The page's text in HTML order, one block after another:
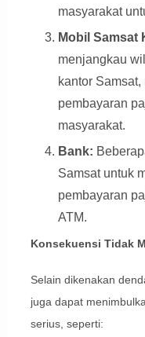
masyarakat
Mobil Samsat
menjangkau
kantor
pembayaran
masyarakat.
Bank:
Samsat untuk
pembayaran
ATM.
Konsekuensi Tidak
Selain dikenakan
juga dapat
serius, seperti: